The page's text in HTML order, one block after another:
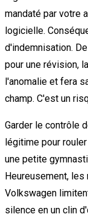
mandaté par votre
logicielle.
d'indemnisation.
pour une révision,
l'anomalie et fera
champ. C'est un
Garder le contrôle
légitime pour
une petite
Heureusement,
Volkswagen
silence en un clin